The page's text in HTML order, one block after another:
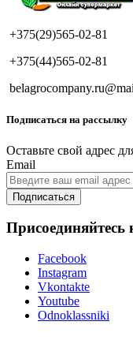
+375(29)565-02-81
+375(44)565-02-81
Подписаться на рассылку
Оставьте свой адрес
Email
Подписаться
Присоединяйтесь
Facebook
Instagram
Vkontakte
Youtube
Odnoklassniki